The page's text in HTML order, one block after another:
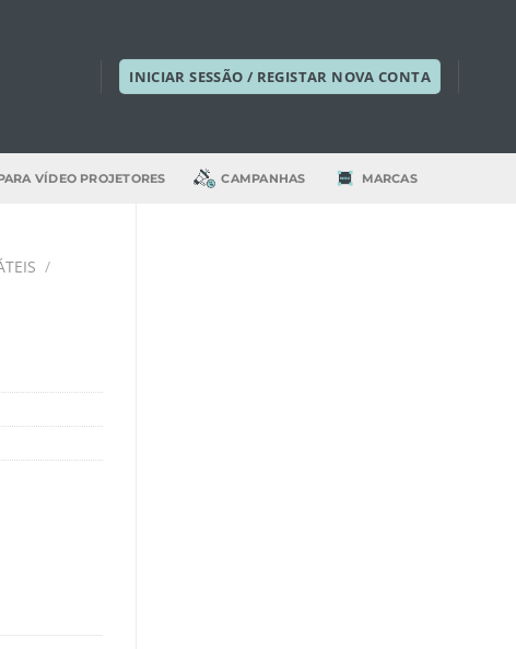
INICIAR SESSÃO / REGISTAR NOVA CONTA
VÍDEO PROJETORES CAMPANHAS MARCAS
/